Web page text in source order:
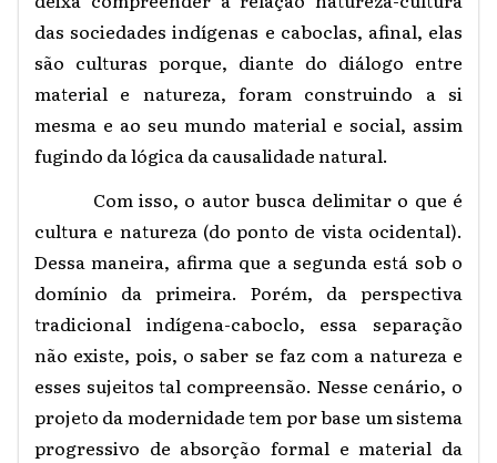
das sociedades indígenas e caboclas, afinal, elas
são culturas porque, diante do diálogo entre
material e natureza, foram construindo a si
mesma e ao seu mundo material e social, assim
fugindo da lógica da causalidade natural.
Com isso, o autor busca delimitar o que é
cultura e natureza (do ponto de vista ocidental).
Dessa maneira, afirma que a segunda está sob o
domínio da primeira. Porém, da perspectiva
tradicional indígena-caboclo, essa separação
não existe, pois, o saber se faz com a natureza e
esses sujeitos tal compreensão. Nesse cenário, o
projeto da modernidade tem por base um sistema
progressivo de absorção formal e material da